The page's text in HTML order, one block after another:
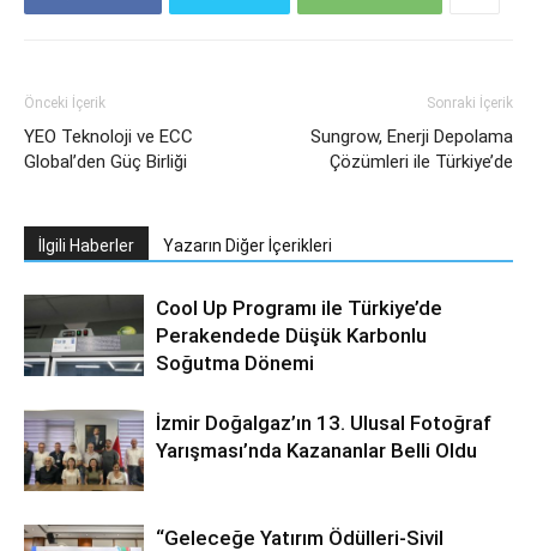
Önceki İçerik
YEO Teknoloji ve ECC
Global’den Güç Birliği
Sonraki İçerik
Sungrow, Enerji Depolama
Çözümleri ile Türkiye’de
İlgili Haberler Yazarın Diğer İçerikleri
Cool Up Programı ile Türkiye’de
Perakendede Düşük Karbonlu
Soğutma Dönemi
İzmir Doğalgaz’ın 13. Ulusal Fotoğraf
Yarışması’nda Kazananlar Belli Oldu
“Geleceğe Yatırım Ödülleri-Sivil